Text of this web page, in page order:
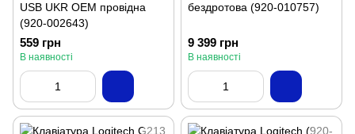
USB UKR OEM провідна
(920-002643)
559 грн
В наявності
бездротова (920-010757)
9 399 грн
В наявності